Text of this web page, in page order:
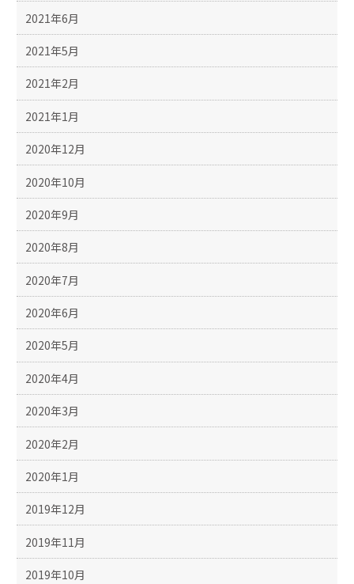
2021年6月
2021年5月
2021年2月
2021年1月
2020年12月
2020年10月
2020年9月
2020年8月
2020年7月
2020年6月
2020年5月
2020年4月
2020年3月
2020年2月
2020年1月
2019年12月
2019年11月
2019年10月